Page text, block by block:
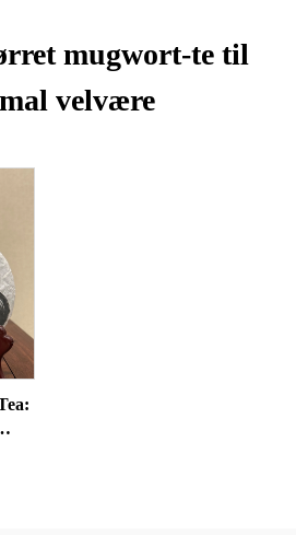
mugwort-te til
velvære